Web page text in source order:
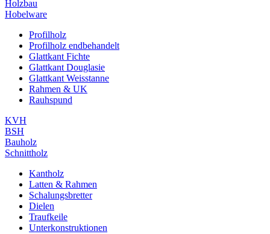
Holzbau
Hobelware
Profilholz
Profilholz endbehandelt
Glattkant Fichte
Glattkant Douglasie
Glattkant Weisstanne
Rahmen & UK
Rauhspund
KVH
BSH
Bauholz
Schnittholz
Kantholz
Latten & Rahmen
Schalungsbretter
Dielen
Traufkeile
Unterkonstruktionen